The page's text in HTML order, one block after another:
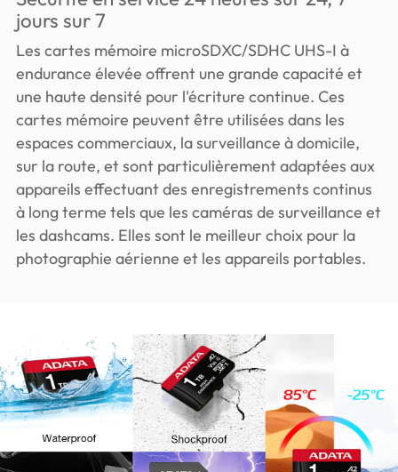
jours sur 7
Les cartes mémoire microSDXC/SDHC UHS-I à
endurance élevée offrent une grande capacité et
une haute densité pour l'écriture continue. Ces
cartes mémoire peuvent être utilisées dans les
espaces commerciaux, la surveillance à domicile,
sur la route, et sont particulièrement adaptées aux
appareils effectuant des enregistrements continus
à long terme tels que les caméras de surveillance et
les dashcams. Elles sont le meilleur choix pour la
photographie aérienne et les appareils portables.